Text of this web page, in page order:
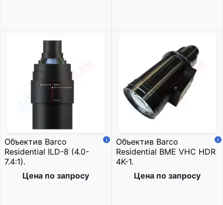
Объектив Barco
Residential ILD-8 (4.0-
7.4:1).
Цена по запросу
Объектив Barco
Residential BME VHC HDR
4K-1.
Цена по запросу